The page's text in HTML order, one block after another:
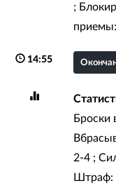
;
14:55
Броски
2-4 ;
Штраф: